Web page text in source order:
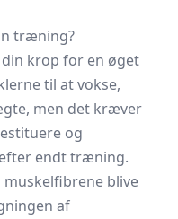
træning?
krop for en øget
til at vokse,
men det kræver
og
endttræning.
blive
af